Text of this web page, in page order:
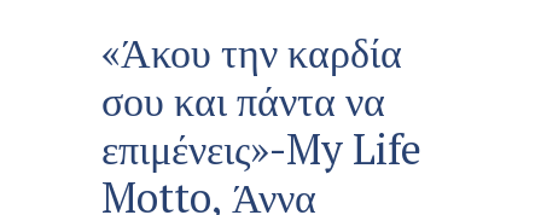
«Άκου την καρδία
σου και πάντα να
επιμένεις»-My Life
Motto, Άννα